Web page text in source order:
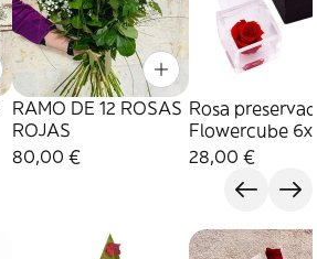
RAMO DE 12 ROSAS
ROJAS
80,00 €
Rosa preservada
Flowercube 6x6
Color Rojo
28,00 €